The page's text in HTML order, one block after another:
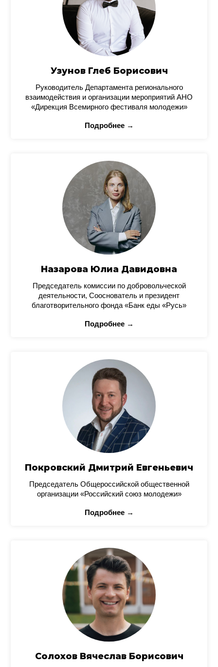
Узунов Глеб Борисович
Руководитель Департамента регионального
взаимодействия и организации мероприятий АНО
«Дирекция Всемирного фестиваля молодежи»
Подробнее →
Назарова Юлиа Давидовна
Председатель комиссии по добровольческой
деятельности, Сооснователь и президент
благотворительного фонда «Банк еды «Русь»
Подробнее →
Покровский Дмитрий Евгеньевич
Председатель Общероссийской общественной
организации «Российский союз молодежи»
Подробнее →
Солохов Вячеслав Борисович